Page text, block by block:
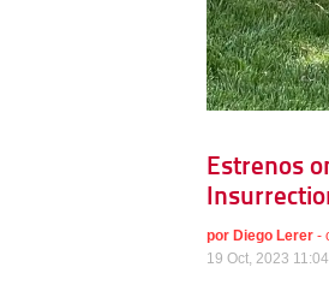
Estrenos
por Diego Lerer -
19 Oct, 2023 11:04